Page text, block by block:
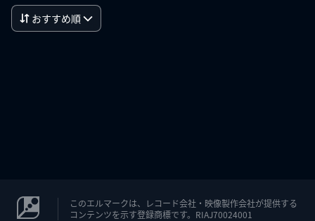
おすすめ順
このエルマークは、レコード会社・映像製作会社が提供する
コンテンツを示す登録商標です。RIAJ70024001